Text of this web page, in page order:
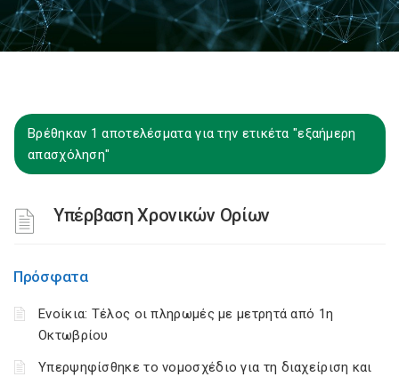
Βρέθηκαν 1 αποτελέσματα για την ετικέτα "εξαήμερη
απασχόληση"
Υπέρβαση Χρονικών Ορίων
Πρόσφατα
Ενοίκια: Τέλος οι πληρωμές με μετρητά από 1η
Οκτωβρίου
Υπερψηφίσθηκε το νομοσχέδιο για τη διαχείριση και